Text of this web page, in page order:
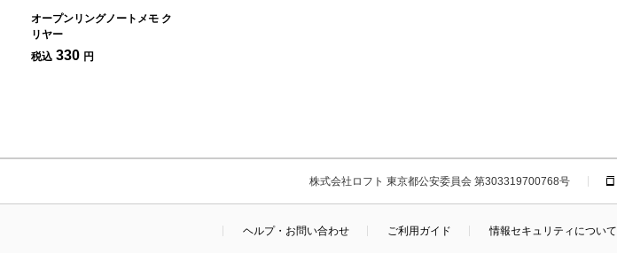
オープンリングノートメモ ク
リヤー
税込 330 円
株式会社ロフト 東京都公安委員会 第303319700768号
ヘルプ・お問い合わせ ご利用ガイド 情報セキュリティについて